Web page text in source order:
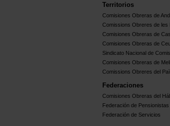
Territorios
Comisiones Obreras de
Comissions Obreres de les
Comisiones Obreras de
Comisiones Obreras de
Sindicato Nacional de
Comisiones Obreras de
Comissions Obreres del
Federaciones
Comisiones Obreras del
Federación de Pensionistas
Federación de Servicios